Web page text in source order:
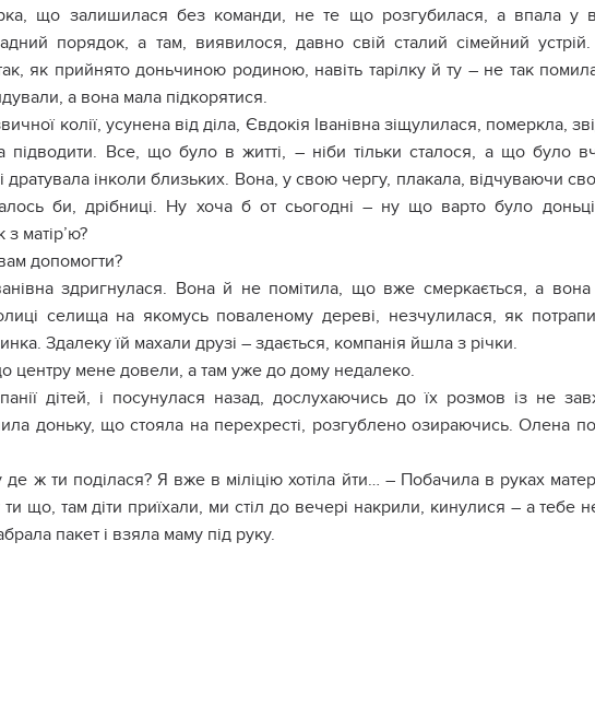
що залишилася без команди, не те що розгубилася, а впала у
порядок, а там, виявилося, давно свій сталий сімейний
як прийнято доньчиною родиною, навіть тарілку й ту – не так
а вона мала підкорятися.
колії, усунена від діла, Євдокія Іванівна зіщулилася, помeркла,
підводити. Все, що було в житті, – ніби тільки сталося, а що було
дратувала інколи близьких. Вона, у свою чергу, плакала, відчуваючи
би, дрібниці. Ну хоча б от сьогодні – ну що варто було
матір’ю?
допомогти?
здригнулася. Вона й не помітила, що вже смеркається, а вона
селища на якомусь поваленому дереві, незчулилася, як
Здалеку їй махали друзі – здається, компанія йшла з річки.
центру мене довели, а там уже до дому недалеко.
дітей, і посунулася назад, дослухаючись до їх розмов із не
доньку, що стояла на перехресті, розгублено озираючись. Олена
ж ти поділася? Я вже в міліцію хотіла йти… – Побачила в руках
що, там діти приїхали, ми стіл до вечері накрили, кинулися – а тебе
пакет і взяла маму під руку.